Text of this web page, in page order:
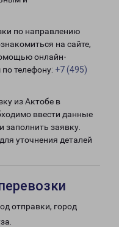
по направлению
на сайте,
онлайн-
телефону: +7 (495)
из Актобе в
ввести данные
заполнить заявку.
уточнения деталей
отправки, город